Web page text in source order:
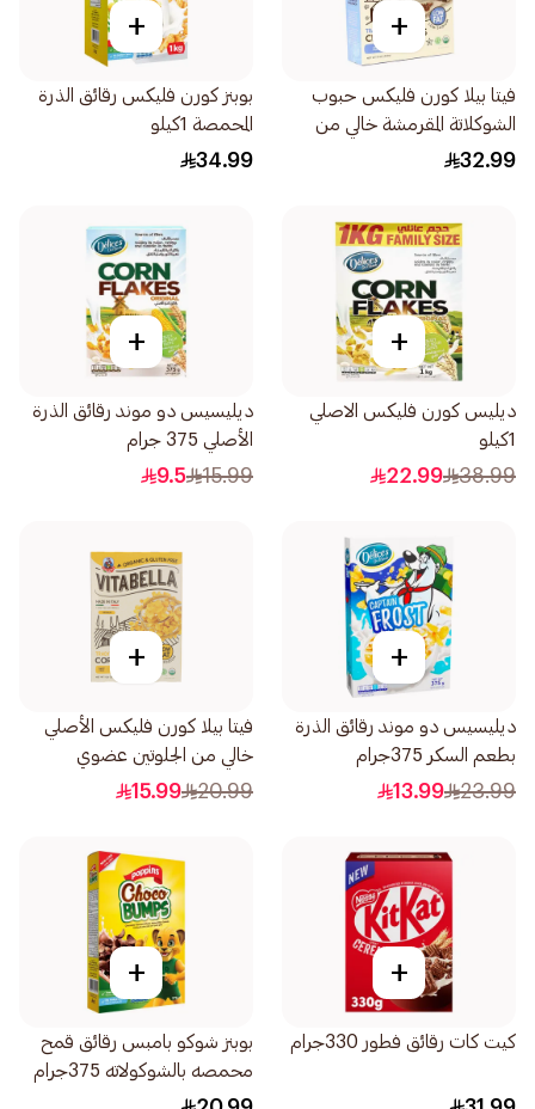
+
فيتا بيلا كورن فليكس حبوب
الشوكلاتة المقرمشة خالي من
الجلوتين 340جرام
32.99
+
بوبنز كورن فليكس رقائق الذرة
المحمصة 1كيلو
34.99
+
ديليس كورن فليكس الاصلي
1كيلو
38.99
22.99
+
ديليسيس دو موند رقائق الذرة
الأصلي 375 جرام
15.99
9.5
+
ديليسيس دو موند رقائق الذرة
بطعم السكر 375جرام
23.99
13.99
+
فيتا بيلا كورن فليكس الأصلي
خالي من الجلوتين عضوي
300جرام
20.99
15.99
+
كيت كات رقائق فطور 330جرام
+
بوبنز شوكو بامبس رقائق قمح
محمصه بالشوكولاته 375جرام